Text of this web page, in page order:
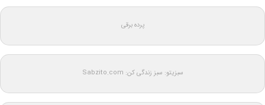
پرده برقی
سبزیتو: سبز زندگی کن: Sabzito.com